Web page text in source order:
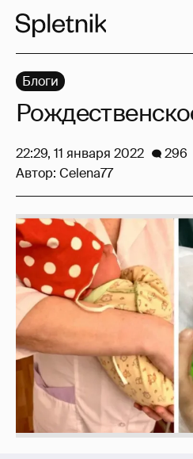
Блоги
22:29, 11 января 2022
296
Автор: Celena77